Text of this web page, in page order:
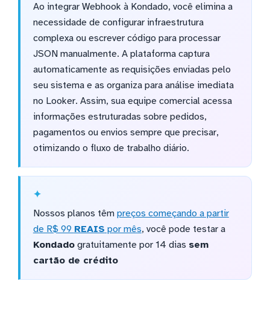
Ao integrar Webhook à Kondado, você elimina a
necessidade de configurar infraestrutura
complexa ou escrever código para processar
JSON manualmente. A plataforma captura
automaticamente as requisições enviadas pelo
seu sistema e as organiza para análise imediata
no Looker. Assim, sua equipe comercial acessa
informações estruturadas sobre pedidos,
pagamentos ou envios sempre que precisar,
otimizando o fluxo de trabalho diário.
Nossos planos têm preços começando a partir
de R$ 99 REAIS por mês, você pode testar a
Kondadogratuitamente por 14 dias sem
cartão de crédito